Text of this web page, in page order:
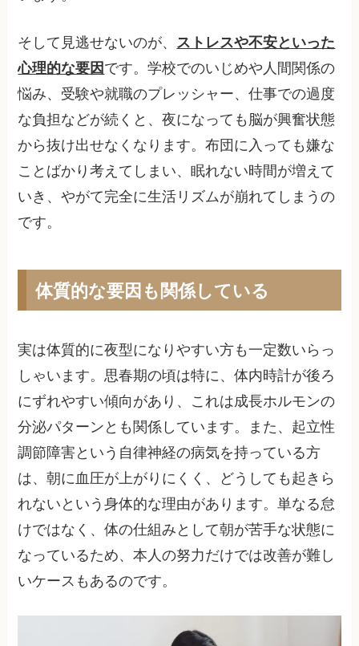
そして見逃せないのが、 ストレスや不安といった
心理的な要因 です。学校でのいじめや人間関係の
悩み、受験や就職のプレッシャー、仕事での過度
な負担などが続くと、夜になっても脳が興奮状態
から抜け出せなくなります。布団に入っても嫌な
ことばかり考えてしまい、眠れない時間が増えて
いき、やがて完全に生活リズムが崩れてしまうの
です。
体質的な要因も関係している
実は体質的に夜型になりやすい方も一定数いらっ
しゃいます。思春期の頃は特に、体内時計が後ろ
にずれやすい傾向があり、これは成長ホルモンの
分泌パターンとも関係しています。また、起立性
調節障害という自律神経の病気を持っている方
は、朝に血圧が上がりにくく、どうしても起きら
れないという身体的な理由があります。単なる怠
けではなく、体の仕組みとして朝が苦手な状態に
なっているため、本人の努力だけでは改善が難し
いケースもあるのです。